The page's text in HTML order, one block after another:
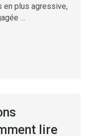
en plus agressive,
…
lire